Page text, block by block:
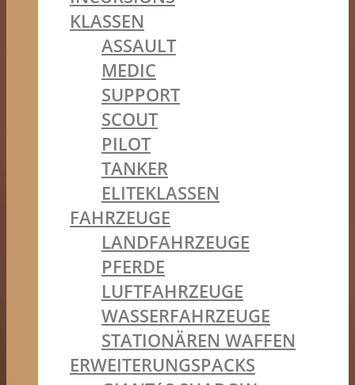
KLASSEN
ASSAULT
MEDIC
SUPPORT
SCOUT
PILOT
TANKER
ELITEKLASSEN
FAHRZEUGE
LANDFAHRZEUGE
PFERDE
LUFTFAHRZEUGE
WASSERFAHRZEUGE
STATIONÄREN WAFFEN
ERWEITERUNGSPACKS